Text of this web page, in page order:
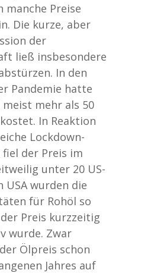
Preise
Die kurze, aber
der
ließ insbesondere
In den
Pandemie hatte
mehr als 50
In Reaktion
Lockdown-
der Preis im
unter 20 US-
USA wurden die
für Rohöl so
Preis kurzzeitig
wurde. Zwar
Ölpreis schon
Jahres auf